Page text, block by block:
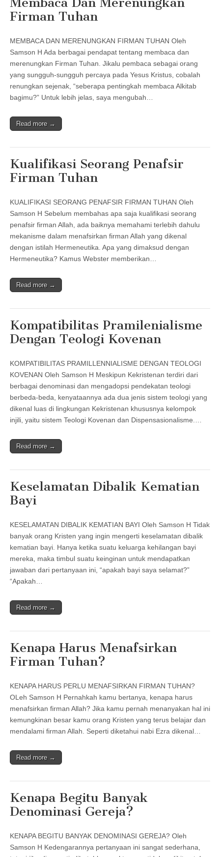
Firman Tuhan
MEMBACA DAN MERENUNGKAN FIRMAN TUHAN Oleh
Samson H Ada berbagai pendapat tentang membaca dan
merenungkan Firman Tuhan. Jikalu pembaca sebagai orang
yang sungguh-sungguh percaya pada Yesus Kristus, cobalah
renungkan sejenak, “seberapa pentingkah membaca Alkitab
bagimu?” Untuk lebih jelas, saya mengubah…
Read more →
Kualifikasi Seorang Penafsir
Firman Tuhan
KUALIFIKASI SEORANG PENAFSIR FIRMAN TUHAN Oleh
Samson H Sebelum membahas apa saja kualifikasi seorang
penafsir firman Allah, ada baiknya memahami terlebih dahulu
mekanisme dalam menafsirkan firman Allah yang dikenal
dengan istilah Hermeneutika. Apa yang dimaksud dengan
Hermeneutika? Kamus Webster memberikan…
Read more →
Kompatibilitas Pramilenialisme
Dengan Teologi Kovenan
KOMPATIBILITAS PRAMILLENNIALISME DENGAN TEOLOGI
KOVENAN Oleh Samson H Meskipun Kekristenan terdiri dari
berbagai denominasi dan mengadopsi pendekatan teologi
berbeda-beda, kenyataannya ada dua jenis sistem teologi yang
dikenal luas di lingkungan Kekristenan khususnya kelompok
injili, yaitu sistem Teologi Kovenan dan Dispensasionalisme.…
Read more →
Keselamatan Dibalik Kematian
Bayi
KESELAMATAN DIBALIK KEMATIAN BAYI Oleh Samson H Tidak
banyak orang Kristen yang ingin mengerti keselamatan dibalik
kematian bayi. Hanya ketika suatu keluarga kehilangan bayi
mereka, maka timbul suatu keinginan untuk mendapatkan
jawaban dari pertanyaan ini, “apakah bayi saya selamat?”
“Apakah…
Read more →
Kenapa Harus Menafsirkan
Firman Tuhan?
KENAPA HARUS PERLU MENAFSIRKAN FIRMAN TUHAN?
OLeh Samson H Pernahkah kamu bertanya, kenapa harus
menafsirkan firman Allah? Jika kamu pernah menanyakan hal ini
kemungkinan besar kamu orang Kristen yang terus belajar dan
mendalami firman Allah. Seperti diketahui nabi Ezra dikenal…
Read more →
Kenapa Begitu Banyak
Denominasi Gereja?
KENAPA BEGITU BANYAK DENOMINASI GEREJA? Oleh
Samson H Kedengarannya pertanyaan ini sangat sederhana,